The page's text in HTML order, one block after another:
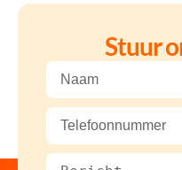
Stuur